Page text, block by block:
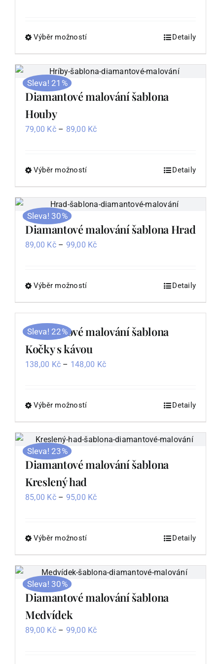
Výběr možnostíTento
má
více
variant.
Možnosti
vybrat
produktu
Detaily
Sleva! 21%
Diamantové malování šablona
Houby
79,00 Kč – 89,00 KčRozpětí
Výběr možnostíTento
má
více
variant.
Možnosti
lze
produktu
Detaily
Sleva! 30%
Diamantové malování šablona Hrad
89,00 Kč – 99,00 KčRozpětí
Výběr možnostíTento
má
více
variant.
Možnosti
lze
stránce
produktu
Detaily
Sleva! 22%
Diamantové malování šablona
Kočky s kávou
138,00 Kč – 148,00 KčRozpětí
Výběr možnostíTento
má
více
variant.
Možnosti
lze
vybrat
produktu
Detaily
Sleva! 23%
Diamantové malování šablona
Kreslený had
85,00 Kč – 95,00 KčRozpětí
Výběr možnostíTento
má
více
variant.
Možnosti
vybrat
Detaily
Sleva! 30%
Diamantové malování šablona
Medvídek
89,00 Kč – 99,00 KčRozpětí